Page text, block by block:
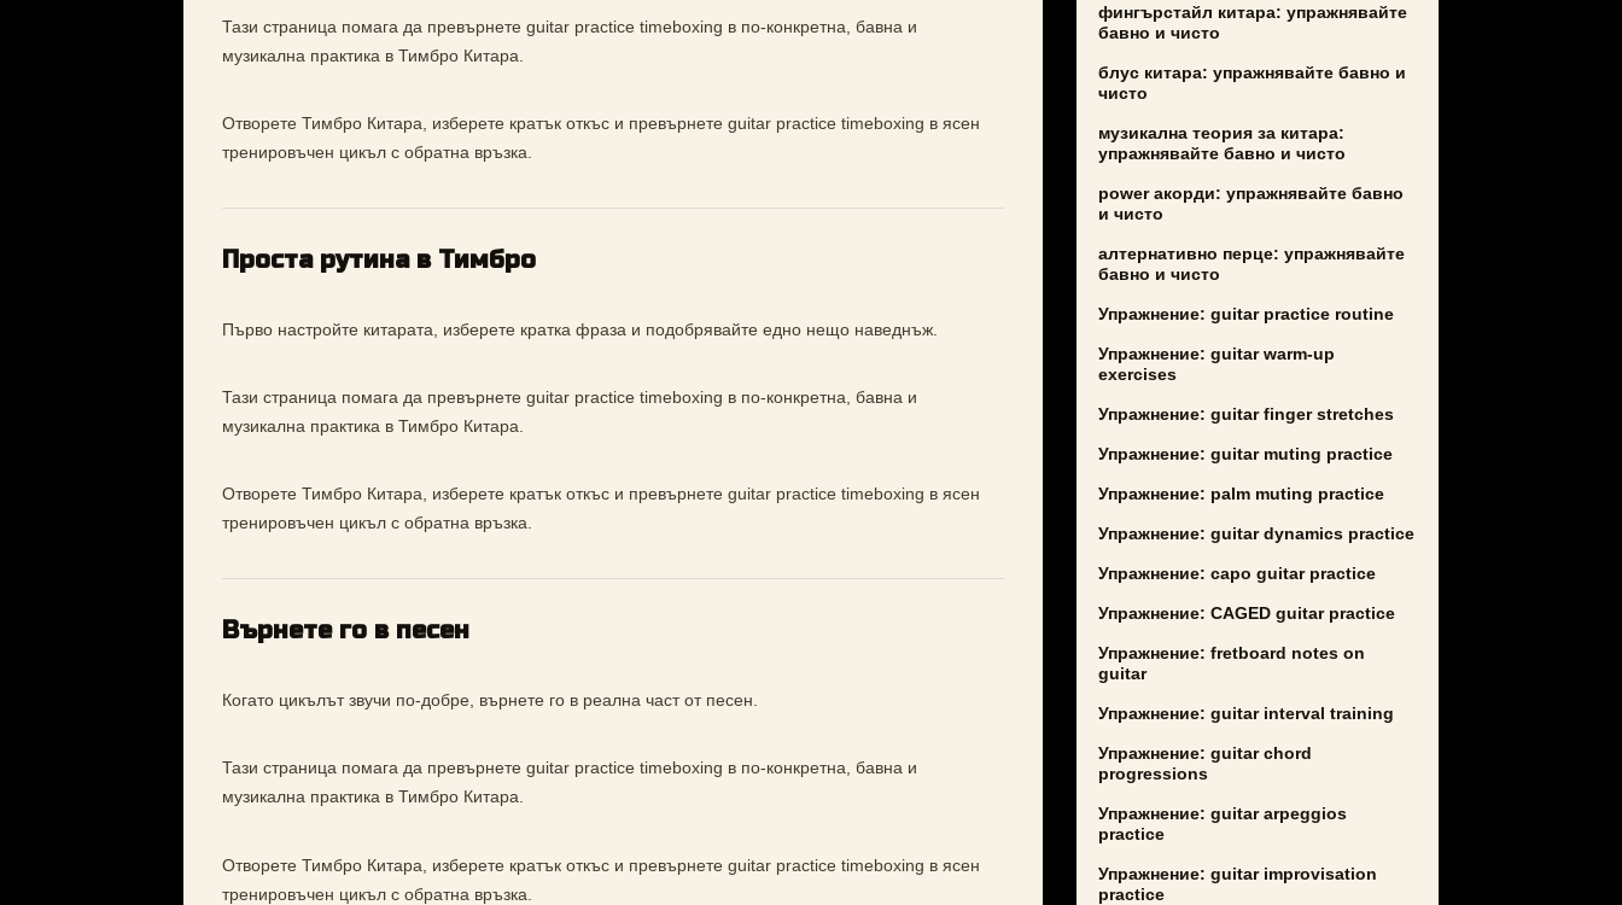
Тази страница помага да превърнете guitar practice timeboxing в по-конкретна, бавна и
музикална практика в Тимбро Китара.
Отворете Тимбро Китара, изберете кратък откъс и превърнете guitar practice timeboxing в ясен
тренировъчен цикъл с обратна връзка.
Проста рутина в Тимбро
Първо настройте китарата, изберете кратка фраза и подобрявайте едно нещо наведнъж.
Тази страница помага да превърнете guitar practice timeboxing в по-конкретна, бавна и
музикална практика в Тимбро Китара.
Отворете Тимбро Китара, изберете кратък откъс и превърнете guitar practice timeboxing в ясен
тренировъчен цикъл с обратна връзка.
Върнете го в песен
Когато цикълът звучи по-добре, върнете го в реална част от песен.
Тази страница помага да превърнете guitar practice timeboxing в по-конкретна, бавна и
музикална практика в Тимбро Китара.
Отворете Тимбро Китара, изберете кратък откъс и превърнете guitar practice timeboxing в ясен
тренировъчен цикъл с обратна връзка.
фингърстайл китара: упражнявайте
бавно и чисто
блус китара: упражнявайте бавно и
чисто
музикална теория за китара:
упражнявайте бавно и чисто
power акорди: упражнявайте бавно
и чисто
алтернативно перце: упражнявайте
бавно и чисто
Упражнение: guitar practice routine
Упражнение: guitar warm-up
exercises
Упражнение: guitar finger stretches
Упражнение: guitar muting practice
Упражнение: palm muting practice
Упражнение: guitar dynamics practice
Упражнение: capo guitar practice
Упражнение: CAGED guitar practice
Упражнение: fretboard notes on
guitar
Упражнение: guitar interval training
Упражнение: guitar chord
progressions
Упражнение: guitar arpeggios
practice
Упражнение: guitar improvisation
practice